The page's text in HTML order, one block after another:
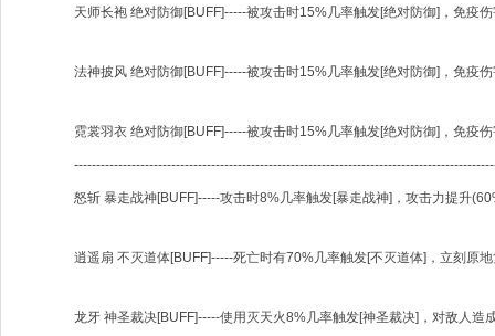
天师长袍 绝对防御[BUFF]-----被攻击时15%几率触发[绝对防御]，免疫
法神披风 绝对防御[BUFF]-----被攻击时15%几率触发[绝对防御]，免疫
霓裳羽衣 绝对防御[BUFF]-----被攻击时15%几率触发[绝对防御]，免疫
怒斩 暴走战神[BUFF]-----攻击时8%几率触发[暴走战神]，攻击力提升
逍遥扇 不灭道体[BUFF]-----死亡时有70%几率触发[不灭道体]，立刻原
龙牙 神圣裁决[BUFF]-----使用灭天火8%几率触发[神圣裁决]，对敌人